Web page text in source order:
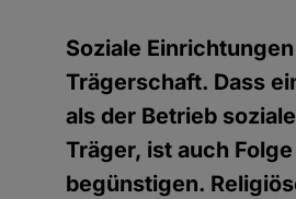
Soziale
Trägerschaft. Dass
als der Betrieb
Träger, ist auch
begünstigen.